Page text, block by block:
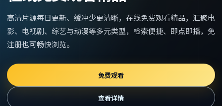
高清片源每日更新、缓冲少更清晰， 在线免费观看精品， 汇聚电
影、电视剧、综艺与动漫等多元类型，检索便捷、即点即播，免
注册也可畅快浏览。
免费观看
查看详情